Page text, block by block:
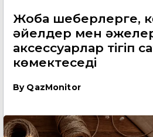
Жоба шеберлерге,
әйелдер мен
аксессуарлар тігіп
көмектеседі
By QazMonitor